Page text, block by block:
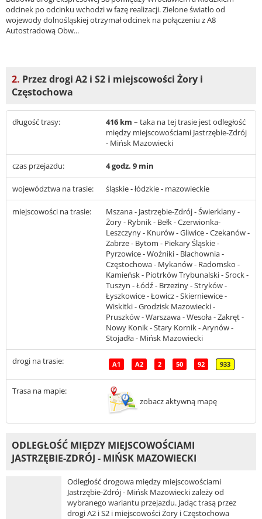
odcinek po odcinku wchodzi w fazę realizacji. Zielone światło od
wojewody dolnośląskiej otrzymał odcinek na połączeniu z A8
Autostradową Obw...
2. Przez drogi A2 i S2 i miejscowości Żory i
Częstochowa
długość trasy: 416 km – taka na tej trasie jest odległość
między miejscowościami Jastrzębie-Zdrój
- Mińsk Mazowiecki
czas przejazdu: 4 godz. 9 min
województwa na trasie: śląskie - łódzkie - mazowieckie
miejscowości na trasie:
Mszana - Jastrzębie-Zdrój - Świerklany -
Żory - Rybnik - Bełk - Czerwionka-
Leszczyny - Knurów - Gliwice - Czekanów -
Zabrze - Bytom - Piekary Śląskie -
Pyrzowice - Woźniki - Blachownia -
Częstochowa - Mykanów - Radomsko -
Kamieńsk - Piotrków Trybunalski - Srock -
Tuszyn - Łódź - Brzeziny - Stryków -
Łyszkowice - Łowicz - Skierniewice -
Wiskitki - Grodzisk Mazowiecki -
Pruszków - Warszawa - Wesoła - Zakręt -
Nowy Konik - Stary Kornik - Arynów -
Stojadła - Mińsk Mazowiecki
drogi na trasie: A1 A2 2 50 92 933
Trasa na mapie:
zobacz aktywną mapę
ODLEGŁOŚĆ MIĘDZY MIEJSCOWOŚCIAMI
JASTRZĘBIE-ZDRÓJ - MIŃSK MAZOWIECKI
Odległość drogowa między miejscowościami
Jastrzębie-Zdrój - Mińsk Mazowiecki zależy od
wybranego wariantu przejazdu. Jadąc trasą przez
drogi A2 i S2 i miejscowości Żory i Częstochowa